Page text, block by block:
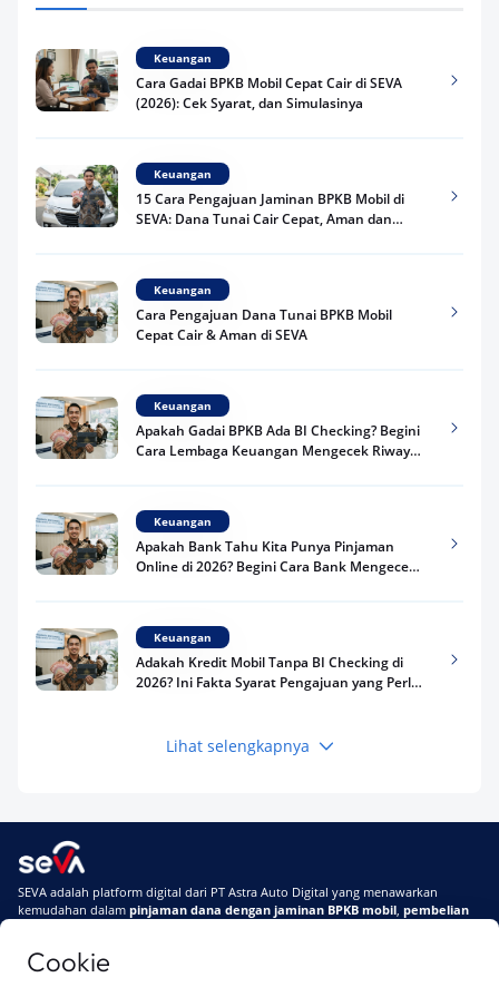
Cookie
Keuangan
Cara Gadai BPKB Mobil Cepat Cair di SEVA
(2026): Cek Syarat, dan Simulasinya
Keuangan
15 Cara Pengajuan Jaminan BPKB Mobil di
SEVA: Dana Tunai Cair Cepat, Aman dan
Keuangan
Cara Pengajuan Dana Tunai BPKB Mobil
Cepat Cair & Aman di SEVA
Keuangan
Apakah Gadai BPKB Ada BI Checking? Begini
Cara Lembaga Keuangan Mengecek Riwayat
Keuangan
Apakah Bank Tahu Kita Punya Pinjaman
Online di 2026? Begini Cara Bank Mengecek
Keuangan
Adakah Kredit Mobil Tanpa BI Checking di
2026? Ini Fakta Syarat Pengajuan yang Perlu
Keuangan
Terpercaya
Telat Bayar Pinjol 2 Hari, Apakah Langsung
Masuk BI Checking? Simak Peraturan
Lihat selengkapnya
SEVA adalah platform digital dari PT Astra Auto Digital yang menawarkan
kemudahan dalam pinjaman dana dengan jaminan BPKB mobil, pembelian
Di SEVA, BPKB mobilmu #BisaJadiDuit